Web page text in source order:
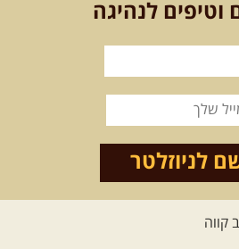
וטיפים לנהיגה
לניוזלטר